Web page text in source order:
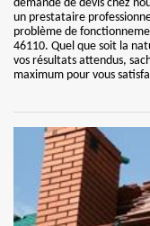
demande de devis chez
un prestataire
problème de
46110. Quel que soit la
vos résultats attendus,
maximum pour vous